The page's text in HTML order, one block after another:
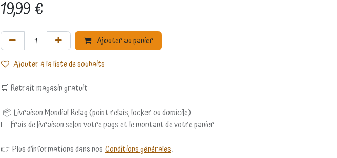
19,99€
Ajouter au panier
Ajouter à la liste de souhaits
🛒 Retrait magasin gratuit
📦 Livraison Mondial Relay (point relais, locker ou domicile)
💶 Frais de livraison selon votre pays et le montant de votre panier
👉 Plus d’informations dans nosConditions générales.